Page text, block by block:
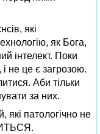
які
як Бога,
інтелект. Поки
не це є загрозою.
Аби тільки
за них.
які патологічно не